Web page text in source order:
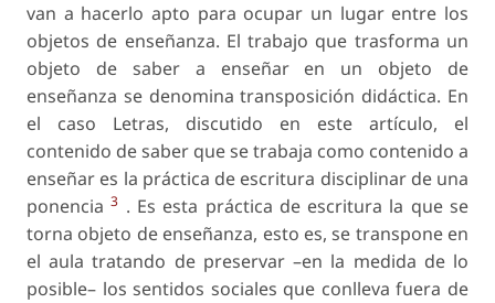
van a hacerlo apto para ocupar un lugar entre los
objetos de enseñanza. El trabajo que trasforma un
objeto de saber a enseñar en un objeto de
enseñanza se denominatransposición didáctica. En
el caso Letras, discutido en este artículo, el
contenido de saber que se trabaja como contenido a
enseñar es la práctica de escritura disciplinar de una
ponencia3 . Es esta práctica de escritura la que se
torna objeto de enseñanza, esto es, se transpone en
el aula tratando de preservar –en la medida de lo
posible– los sentidos sociales que conlleva fuera de